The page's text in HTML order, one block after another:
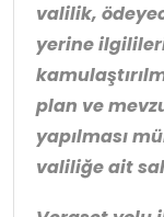
valilik,
yerine
plan ve
yapılması
valiliğe ait